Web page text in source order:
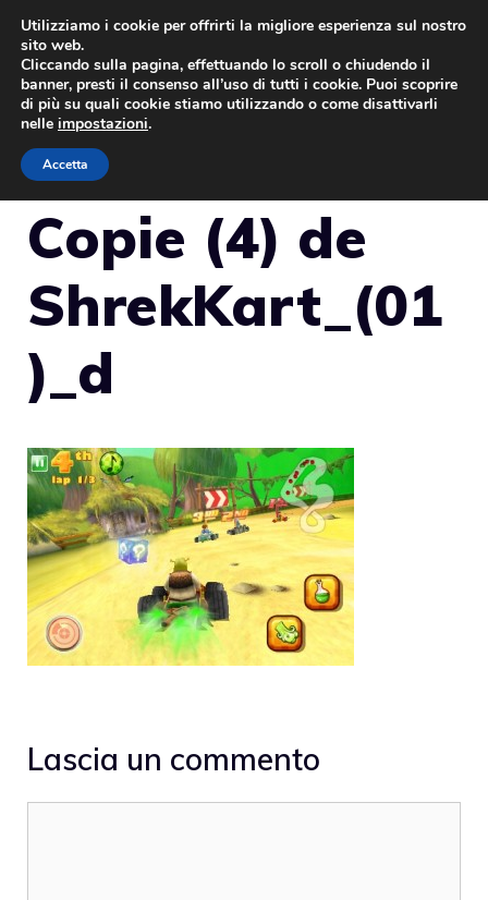
Vai
contenuto
Copie (4) de
ShrekKart_(01
)_d
Lascia un commento
Utilizziamo i cookie per offrirti la migliore esperienza sul nostro
sito web.
Cliccando sulla pagina, effettuando lo scroll o chiudendo il
banner, presti il consenso all’uso di tutti i cookie. Puoi scoprire
di più su quali cookie stiamo utilizzando o come disattivarli
nelle impostazioni.
Accetta